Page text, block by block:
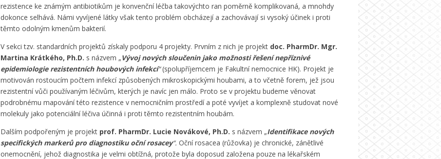
rezistence ke známým antibiotikům je konvenční léčba takovýchto ran poměrně komplikovaná, a mnohdy
dokonce selhává. Námi vyvíjené látky však tento problém obcházejí a zachovávají si vysoký účinek i proti
těmto odolným kmenům bakterií.
V sekci tzv. standardních projektů získaly podporu 4 projekty. Prvním z nich je projekt doc. PharmDr. Mgr.
Martina Krátkého, Ph.D. s názvem „Vývoj nových sloučenin jako možnosti řešení nepříznivé
epidemiologie rezistentních houbových infekcí“(spolupříjemcem je Fakultní nemocnice HK). Projekt je
motivován rostoucím počtem infekcí způsobených mikroskopickými houbami, a to včetně forem, jež jsou
rezistentní vůči používaným léčivům, kterých je navíc jen málo. Proto se v projektu budeme věnovat
podrobnému mapování této rezistence v nemocničním prostředí a poté vyvíjet a komplexně studovat nové
molekuly jako potenciální léčiva účinná i proti těmto rezistentním houbám.
Dalším podpořeným je projekt prof. PharmDr. Lucie Novákové, Ph.D. s názvem „Identifikace nových
specifických markerů pro diagnostiku oční rosacey“. Oční rosacea (růžovka) je chronické, zánětlivé
onemocnění, jehož diagnostika je velmi obtížná, protože byla doposud založena pouze na lékařském